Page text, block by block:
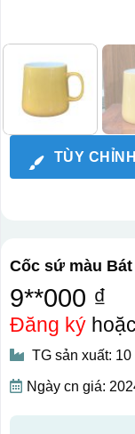
TÙY
Cốc sứ màu
9**000 ₫
Đăng kýhoặc
TG sản xuất:
Ngày cn giá: